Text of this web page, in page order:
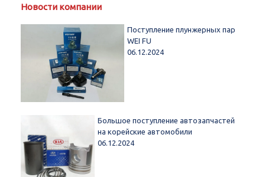
Новости компании
Поступление плунжерных пар
WEI FU
06.12.2024
Большое поступление автозапчастей
на корейские автомобили
06.12.2024